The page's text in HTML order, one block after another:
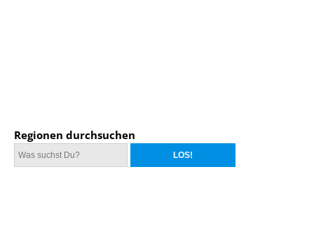
Regionen durchsuchen